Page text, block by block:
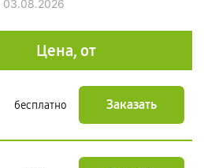
03.08.2026
Цена, от
бесплатно Заказать